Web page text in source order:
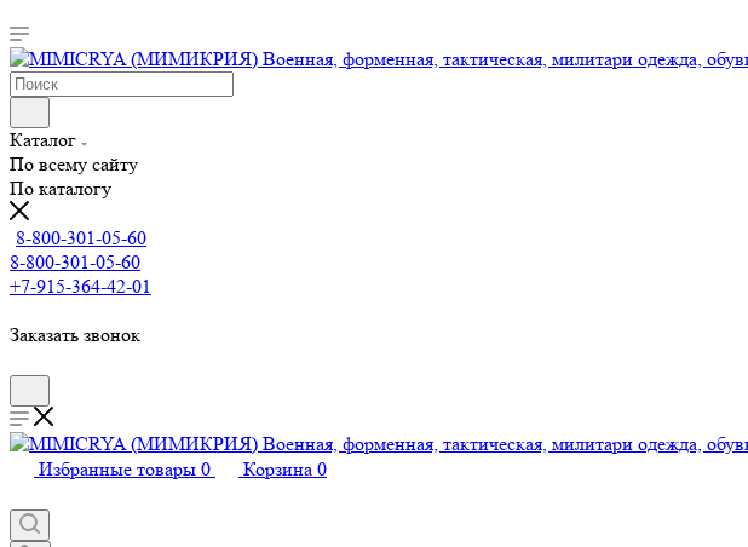
Каталог
По всему сайту
По каталогу
8-800-301-05-60
8-800-301-05-60
+7-915-364-42-01
Заказать звонок
Избранные товары 0 Корзина 0